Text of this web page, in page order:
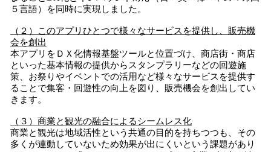
５言語）を同時に実現しました。
（２）このアプリひとつで様々なサービスを提供し、販売機
会を創出
本アプリをＤＸ化情報基盤ツールと位置づけ、商店街・商店
といった基本情報の提供からスタンプラリーなどの回遊施
策、お祭りやイベントでの活用など様々なサービスを提供す
ることで集客・回遊性の向上を図り、販売機会を創出してい
きます。
（３）商業と観光の融合によるシームレス化
商業と観光は地域活性という共通の目的を持ちつつも、その
多くが連動していないため効果が出にくいという課題があり